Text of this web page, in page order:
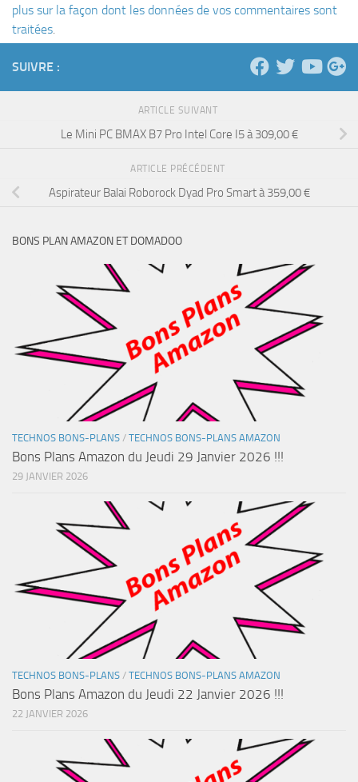
plus sur la façon dont les données de vos commentaires sont
traitées.
SUIVRE :
ARTICLE SUIVANT
Le Mini PC BMAX B7 Pro Intel Core I5 à 309,00 €
ARTICLE PRÉCÉDENT
Aspirateur Balai Roborock Dyad Pro Smart à 359,00 €
BONS PLAN AMAZON ET DOMADOO
TECHNOS BONS-PLANS / TECHNOS BONS-PLANS AMAZON
Bons Plans Amazon du Jeudi 29 Janvier 2026 !!!
29 JANVIER 2026
TECHNOS BONS-PLANS / TECHNOS BONS-PLANS AMAZON
Bons Plans Amazon du Jeudi 22 Janvier 2026 !!!
22 JANVIER 2026